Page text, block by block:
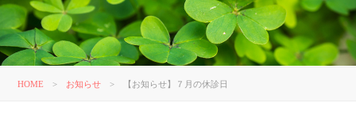
HOME > お知らせ > 【お知らせ】７月の休診日